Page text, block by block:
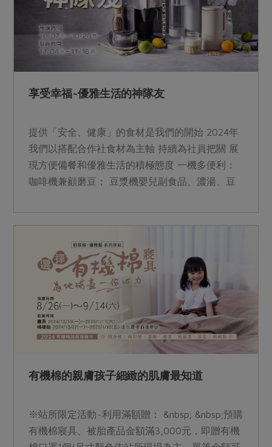
享受幸福~優雅生活的神隊友
提供「安全、健康」的食材是我們的開始 2024年
我們以搭配合作社食材為主軸 持續為社員把關 展
現方便備餐和優雅生活的積極態度 一機多便利：
咖啡機兼顧磨豆； 豆漿機嬰兒副食品、濃湯、豆
含友善環境的心意。 &nbsp;
有機棉的親膚孩子細緻的肌膚最知道
※站所限定活動~利用滿額贈： &nbsp; &nbsp;預購
有機棉寢具、被胎產品金額滿3,000元，即贈有機